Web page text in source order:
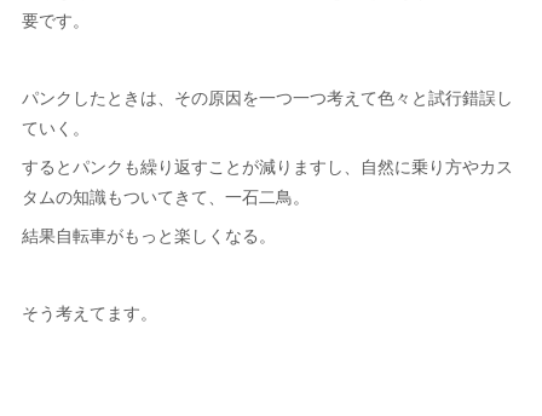
要です。
パンクしたときは、その原因を一つ一つ考えて色々と試行錯誤し
ていく。
するとパンクも繰り返すことが減りますし、自然に乗り方やカス
タムの知識もついてきて、一石二鳥。
結果自転車がもっと楽しくなる。
そう考えてます。